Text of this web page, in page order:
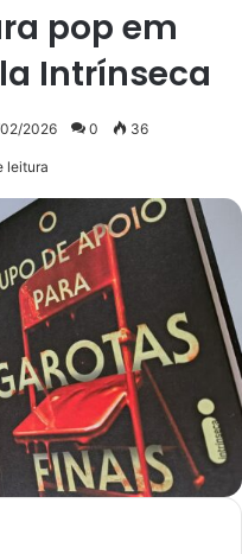
pop em
Intrínseca
2026 0 36
leitura